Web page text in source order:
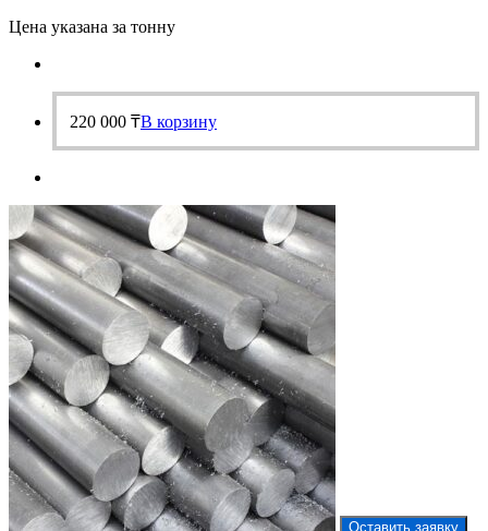
Цена указана за тонну
220 000 ₸В корзину
Оставить заявку